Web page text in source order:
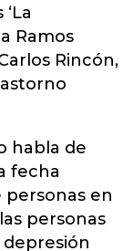
Ramos
Rincón,
habla de
fecha
en
personas